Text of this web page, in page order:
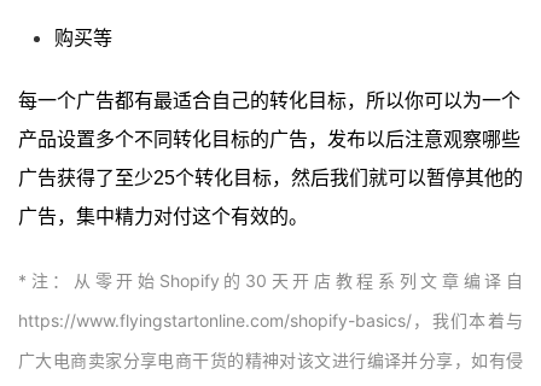
购买等
每一个广告都有最适合自己的转化目标，所以你可以为一个
产品设置多个不同转化目标的广告，发布以后注意观察哪些
广告获得了至少25个转化目标，然后我们就可以暂停其他的
广告，集中精力对付这个有效的。
*注：从零开始Shopify的30天开店教程系列文章编译自
https://www.flyingstartonline.com/shopify-basics/，我们本着与
广大电商卖家分享电商干货的精神对该文进行编译并分享，如有侵